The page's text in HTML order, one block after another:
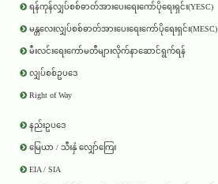
ရန်ကုန်လျှပ်စစ်ဓာတ်အားပေးရေးကော်ပိုရေးရှင်း(YESC)
မန္တလေးလျှပ်စစ်ဓာတ်အားပေးရေးကော်ပိုရေးရှင်း(MESC)
မီးလင်းရေးကော်မတီများလိုက်နာဆောင်ရွက်ရန်
လျှပ်စစ်ဥပဒေ
Right of Way
နည်းဥပဒေ
မြေယာ / သီးနှံ လျှော်ကြေး
EIA / SIA